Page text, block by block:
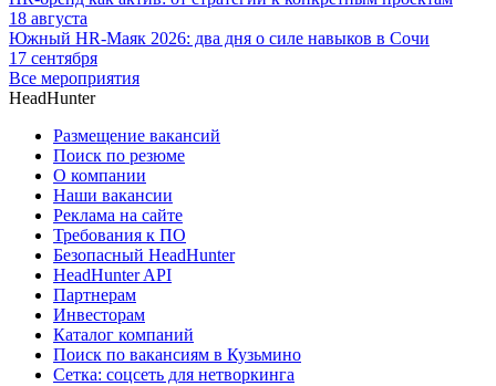
18 августа
Южный HR-Маяк 2026: два дня о силе навыков в Сочи
17 сентября
Все мероприятия
HeadHunter
Размещение вакансий
Поиск по резюме
О компании
Наши вакансии
Реклама на сайте
Требования к ПО
Безопасный HeadHunter
HeadHunter API
Партнерам
Инвесторам
Каталог компаний
Поиск по вакансиям в Кузьмино
Сетка: соцсеть для нетворкинга